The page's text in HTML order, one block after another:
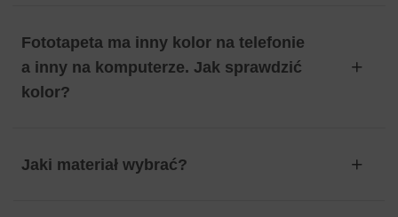
Fototapeta ma inny kolor na telefonie
a inny na komputerze. Jak sprawdzić
kolor?
Jaki materiał wybrać?